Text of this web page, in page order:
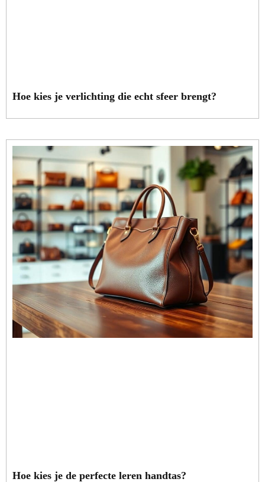
Hoe kies je verlichting die echt sfeer brengt?
Hoe kies je de perfecte leren handtas?